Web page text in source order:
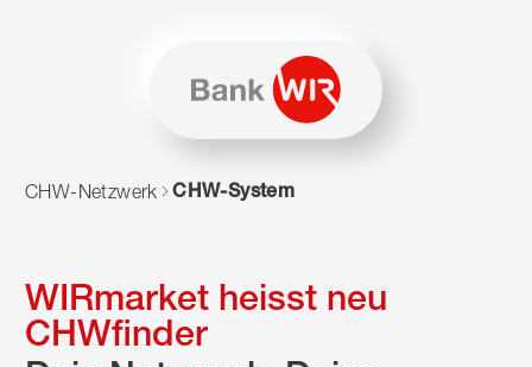
Zum Navigieren dieser Seite wird JavaScript benötigt.
CHW-Netzwerk CHW-System
WIRmarket heisst neu
CHWfinder